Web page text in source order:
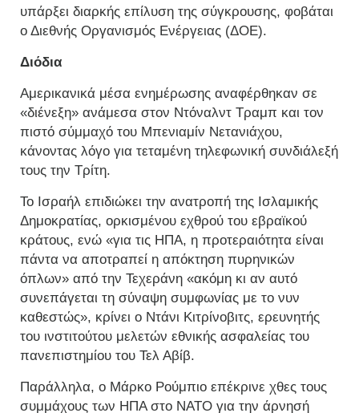
υπάρξει διαρκής επίλυση της σύγκρουσης, φοβάται
ο Διεθνής Οργανισμός Ενέργειας (ΔΟΕ).
Διόδια
Αμερικανικά μέσα ενημέρωσης αναφέρθηκαν σε
«διένεξη» ανάμεσα στον Ντόναλντ Τραμπ και τον
πιστό σύμμαχό του Μπενιαμίν Νετανιάχου,
κάνοντας λόγο για τεταμένη τηλεφωνική συνδιάλεξή
τους την Τρίτη.
Το Ισραήλ επιδιώκει την ανατροπή της Ισλαμικής
Δημοκρατίας, ορκισμένου εχθρού του εβραϊκού
κράτους, ενώ «για τις ΗΠΑ, η προτεραιότητα είναι
πάντα να αποτραπεί η απόκτηση πυρηνικών
όπλων» από την Τεχεράνη «ακόμη κι αν αυτό
συνεπάγεται τη σύναψη συμφωνίας με το νυν
καθεστώς», κρίνει ο Ντάνι Κιτρίνοβιτς, ερευνητής
του ινστιτούτου μελετών εθνικής ασφαλείας του
πανεπιστημίου του Τελ Αβίβ.
Παράλληλα, ο Μάρκο Ρούμπιο επέκρινε χθες τους
συμμάχους των ΗΠΑ στο NATO για την άρνησή